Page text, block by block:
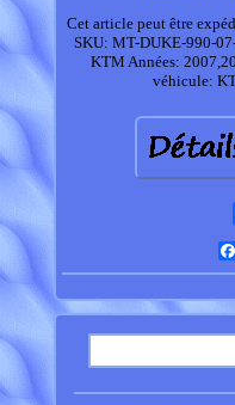
Cet article peut être
SKU: MT-DUKE-990-
KTM Années:
véhicule: